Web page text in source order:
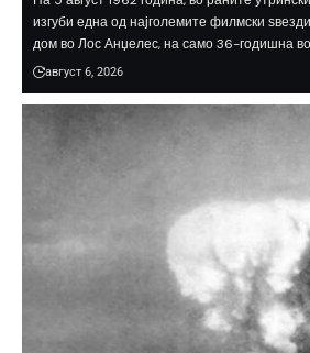
изгуби една од најголемите филмски
дом во Лос Анџелес, на само 36-годишна
август 6, 2026